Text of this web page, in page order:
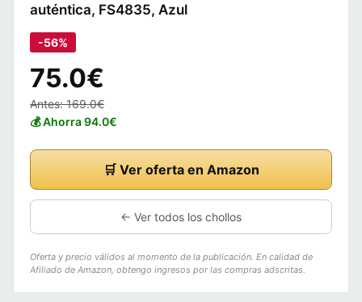
auténtica, FS4835, Azul
-56%
75.0€
Antes: 169.0€
💰 Ahorra 94.0€
🛒 Ver oferta en Amazon
← Ver todos los chollos
Oferta y precio válidos al momento de la publicación. En calidad de
Afiliado de Amazon, obtengo ingresos por las compras adscritas.